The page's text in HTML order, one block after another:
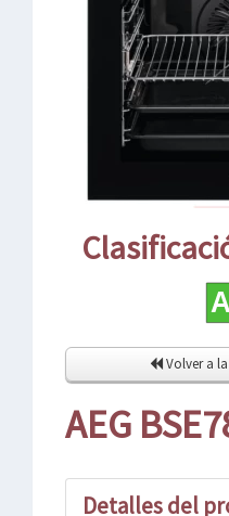
Volver a
AEG
Detalles del